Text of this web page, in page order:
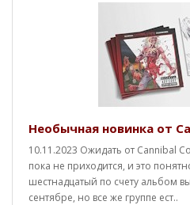
Необычная новинка от
10.11.2023 Ожидать от Cannibal
пока не приходится, и это
шестнадцатый по счету альбом
сентябре, но все же группе ест..